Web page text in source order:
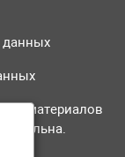
данных
материалов